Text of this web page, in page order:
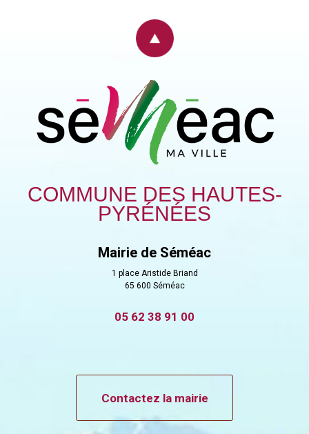
COMMUNE DES HAUTES-
PYRÉNÉES
Mairie de Séméac
1 place Aristide Briand
65 600 Séméac
05 62 38 91 00
Contactez la mairie